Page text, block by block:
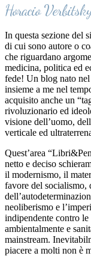
Horacio
In questa sezione del
di cui sono autore o
che riguardano
medicina, politica ed
fede! Un blog nato
insieme a me nel
acquisito anche un
rivoluzionario ed
visione dell’uomo,
verticale ed
Quest’area
netto e deciso
il modernismo, il
favore del socialismo,
neoliberismo e
indipendente contro
ambientalmente e
mainstream.
piacere a molti non è